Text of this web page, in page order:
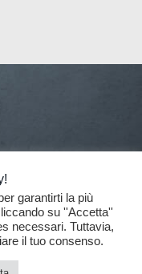
| Progettazione e
garantirti la più
su ''Accetta''
necessari. Tuttavia,
il tuo consenso.